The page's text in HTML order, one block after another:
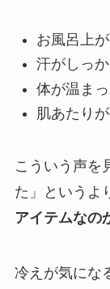
お風呂上
汗がしっ
体が温ま
肌あたり
こういう声を
た」というよ
アイテムなの
冷えが気にな